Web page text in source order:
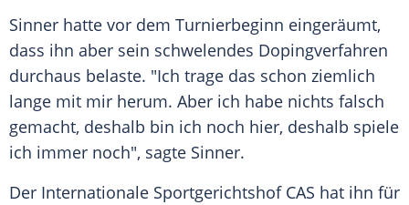
Sinner hatte vor dem Turnierbeginn eingeräumt,
dass ihn aber sein schwelendes Dopingverfahren
durchaus belaste. "Ich trage das schon ziemlich
lange mit mir herum. Aber ich habe nichts falsch
gemacht, deshalb bin ich noch hier, deshalb spiele
ich immer noch", sagte Sinner.
Der Internationale SportgerichtshofCAS hat ihn für